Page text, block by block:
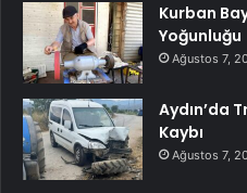
Kurban
Yoğunluğu
Ağustos 7,
Aydın’da
Kaybı
Ağustos 7,